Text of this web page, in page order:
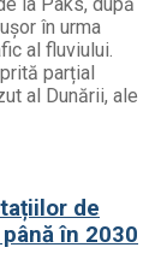
în urma
al fluviului.
parțial
al Dunării, ale
de
în 2030